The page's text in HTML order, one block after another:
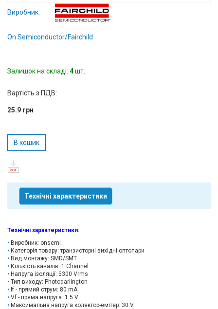
Вхід/
авторизація
Контакти
Доставка
Підтримка
Виробник:
On Semiconductor/Fairchild
Залишок на складі: 4шт.
Вартість з ПДВ:
25.9 грн
В кошик
Технічні характеристики
Технічні характеристики:
Виробник: onsemi
Категорія товару: транзисторні вихідні оптопари
Вид монтажу: SMD/SMT
Кількість каналів: 1 Channel
Напруга ізоляції: 5300 Vrms
Тип виходу: Photodarlington
If - прямий струм: 80 mA
Vf - пряма напруга: 1.5 V
Максимальна напруга колектор-емітер: 30 V